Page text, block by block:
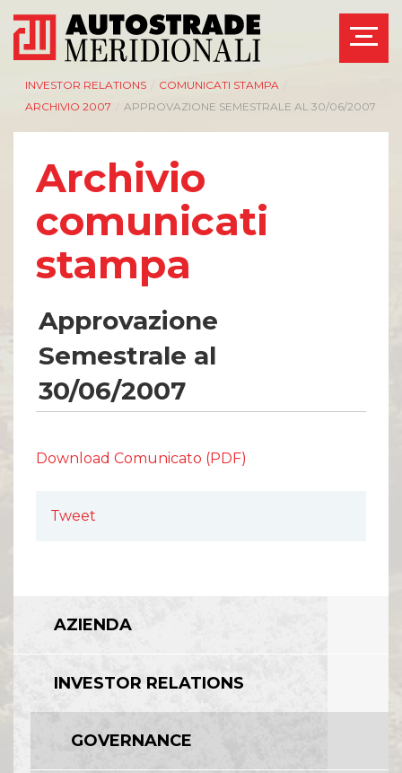
INVESTOR RELATIONS COMUNICATI STAMPA
ARCHIVIO 2007
APPROVAZIONE SEMESTRALE AL 30/06/2007
Archivio
comunicati
stampa
Approvazione
Semestrale al
30/06/2007
Download Comunicato (PDF)
Tweet
AZIENDA
INVESTOR RELATIONS
GOVERNANCE